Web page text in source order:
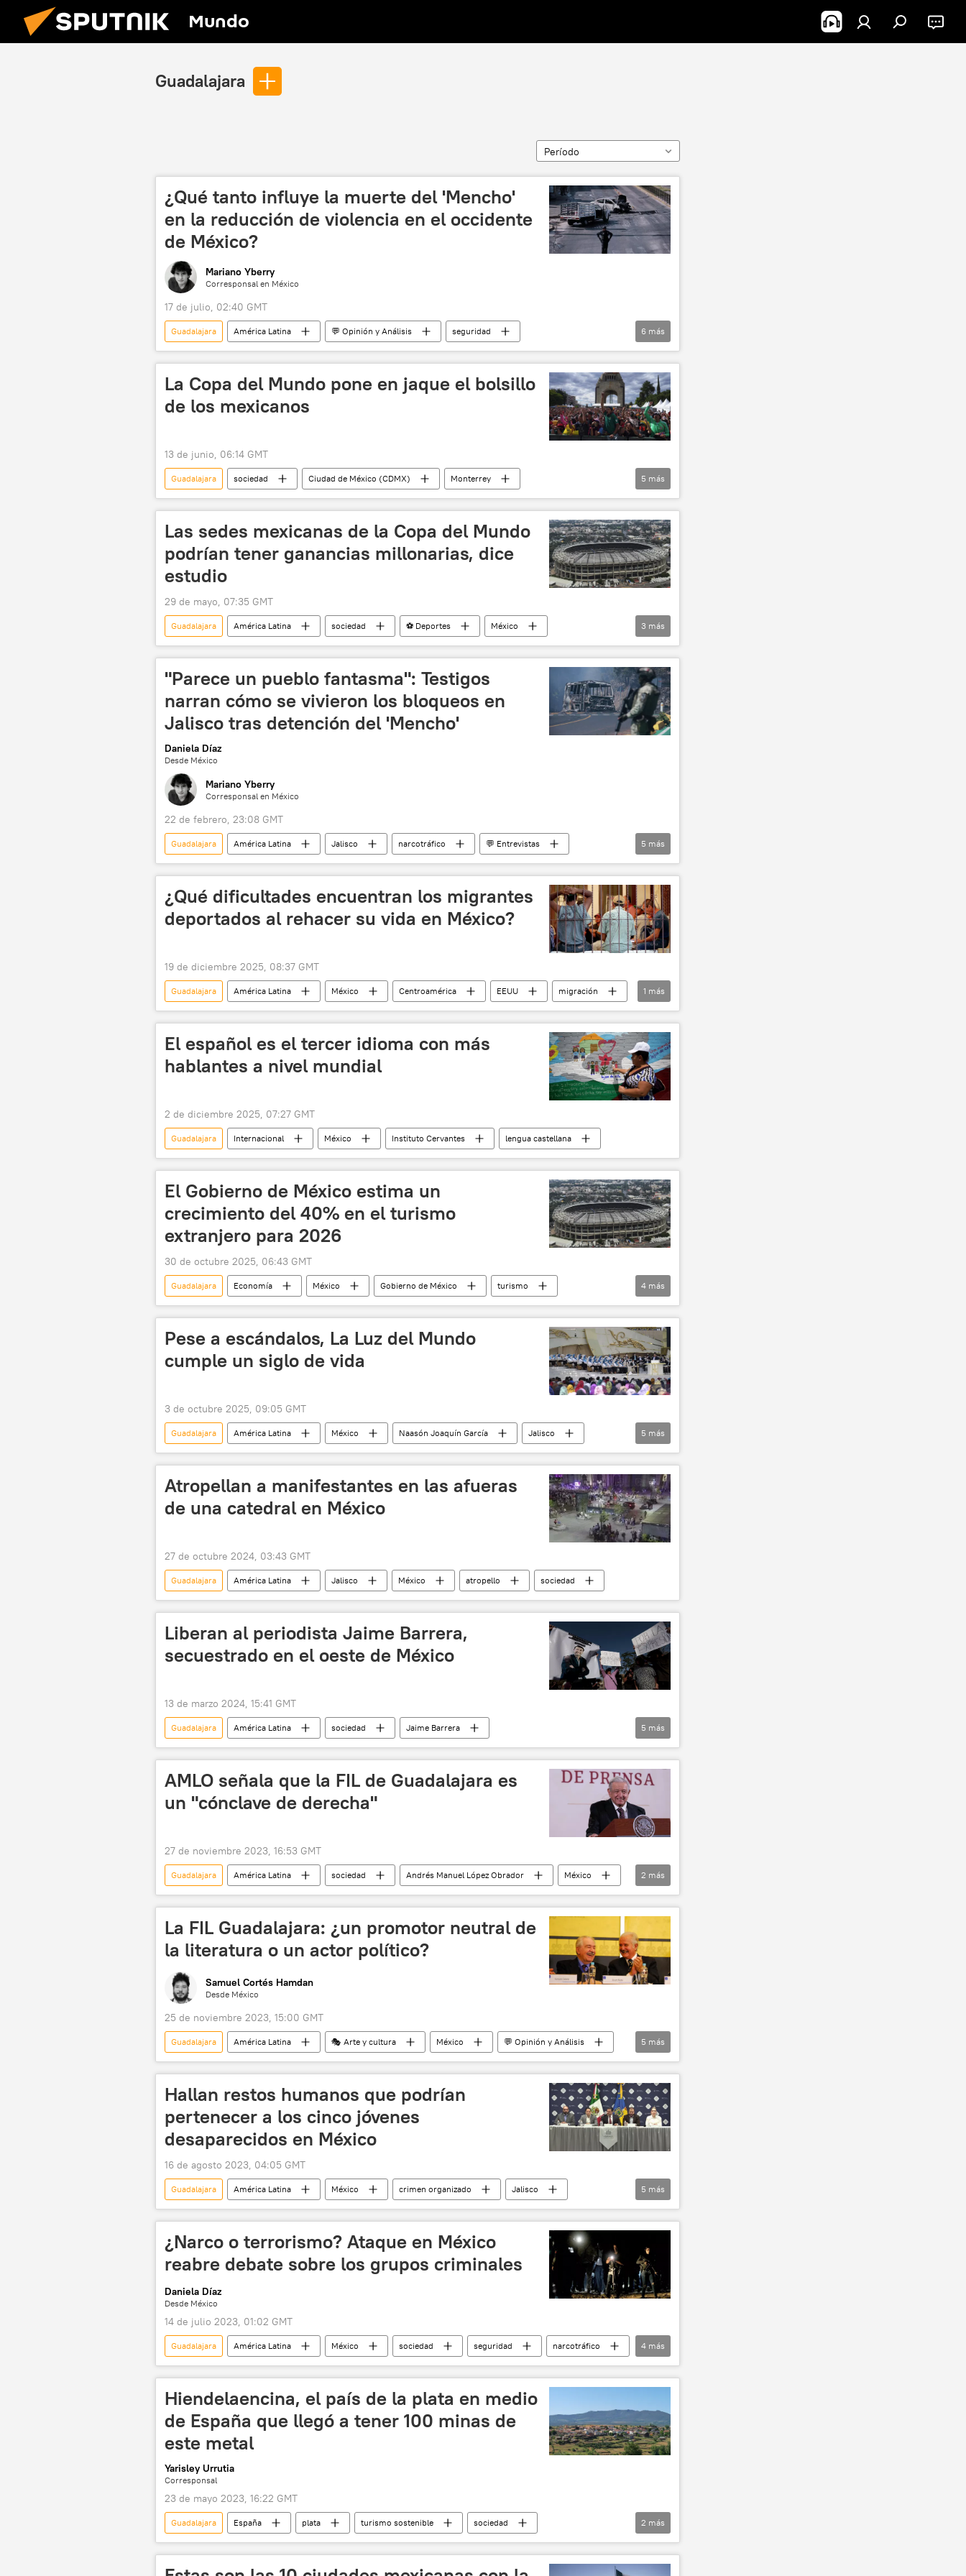
Mundo
Guadalajara
Período
¿Qué tanto influye la muerte del 'Mencho'
en la reducción de violencia en el occidente
de México?
Mariano Yberry
Corresponsal en México
17 de julio, 02:40 GMT
Guadalajara América Latina 💬 Opinión y Análisis
seguridad
Nemesio Oseguera Cervantes (El Mencho)
Ismael 'Mayo' Zambada Jalisco
México
6 más
La Copa del Mundo pone en jaque el bolsillo
de los mexicanos
13 de junio, 06:14 GMT
Guadalajara sociedad Ciudad de México (CDMX)
Monterrey
Copa Mundial de Fútbol de 2026
América Latina ⚽ Deportes
fútbol
5 más
Las sedes mexicanas de la Copa del Mundo
podrían tener ganancias millonarias, dice
estudio
29 de mayo, 07:35 GMT
Guadalajara América Latina sociedad ⚽ Deportes
México
Ciudad de México (CDMX)
Monterrey Copa Mundial de Fútbol de 2026
3 más
"Parece un pueblo fantasma": Testigos
narran cómo se vivieron los bloqueos en
Jalisco tras detención del 'Mencho'
Daniela Díaz
Desde México
Mariano Yberry
Corresponsal en México
22 de febrero, 23:08 GMT
Guadalajara América Latina Jalisco narcotráfico
💬 Entrevistas
seguridad
sociedad Nemesio Oseguera Cervantes (El Mencho)
CJNG
5 más
¿Qué dificultades encuentran los migrantes
deportados al rehacer su vida en México?
19 de diciembre 2025, 08:37 GMT
Guadalajara América Latina México Centroamérica EEUU
migración
sociedad
1 más
El español es el tercer idioma con más
hablantes a nivel mundial
2 de diciembre 2025, 07:27 GMT
Guadalajara Internacional México Instituto Cervantes lengua castellana
El Gobierno de México estima un
crecimiento del 40% en el turismo
extranjero para 2026
30 de octubre 2025, 06:43 GMT
Guadalajara Economía México Gobierno de México
turismo
Ciudad de México (CDMX)
Monterrey FIFA sociedad
4 más
Pese a escándalos, La Luz del Mundo
cumple un siglo de vida
3 de octubre 2025, 09:05 GMT
Guadalajara América Latina México Naasón Joaquín García
Jalisco
Partido Revolucionario Institucional (PRI)
Morena
5 más
Atropellan a manifestantes en las afueras
de una catedral en México
27 de octubre 2024, 03:43 GMT
Guadalajara América Latina Jalisco México atropello sociedad
Liberan al periodista Jaime Barrera,
secuestrado en el oeste de México
13 de marzo 2024, 15:41 GMT
Guadalajara América Latina sociedad
Jaime Barrera
Andrés Manuel López Obrador
Jalisco México
secuestro
5 más
AMLO señala que la FIL de Guadalajara es
un "cónclave de derecha"
27 de noviembre 2023, 16:53 GMT
Guadalajara América Latina sociedad Andrés Manuel López Obrador
México
FIL Guadalajara
literatura
2 más
La FIL Guadalajara: ¿un promotor neutral de
la literatura o un actor político?
Samuel Cortés Hamdan
Desde México
25 de noviembre 2023, 15:00 GMT
Guadalajara América Latina 🎭 Arte y cultura México
💬 Opinión y Análisis
Ciudad de México (CDMX)
Universidad Nacional Autónoma de México (UNAM)
Jalisco
5 más
Hallan restos humanos que podrían
pertenecer a los cinco jóvenes
desaparecidos en México
16 de agosto 2023, 04:05 GMT
Guadalajara América Latina México crimen organizado
Jalisco
Guanajuato
seguridad violencia narcotráfico sociedad
5 más
¿Narco o terrorismo? Ataque en México
reabre debate sobre los grupos criminales
Daniela Díaz
Desde México
14 de julio 2023, 01:02 GMT
Guadalajara América Latina México sociedad seguridad
narcotráfico
terrorismo
Toluca Jalisco 💬 Opinión y Análisis
4 más
Hiendelaencina, el país de la plata en medio
de España que llegó a tener 100 minas de
este metal
Yarisley Urrutia
Corresponsal
23 de mayo 2023, 16:22 GMT
Guadalajara España plata turismo sostenible
sociedad
industria minera
🧭 Destinos
2 más